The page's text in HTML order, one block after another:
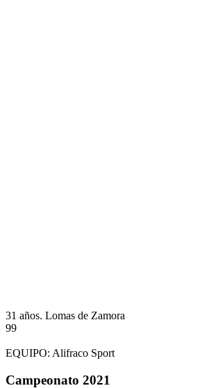
31 años. Lomas de Zamora
99
EQUIPO: Alifraco Sport
Campeonato 2021